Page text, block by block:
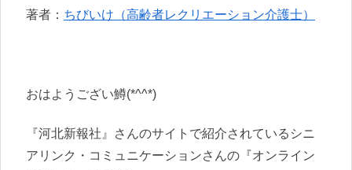
著者： ちびいけ（高齢者レクリエーション介護士）
おはようござい鱒(*^^*)
『河北新報社』さんのサイトで紹介されているシニ
アリンク・コミュニケーションさんの『オンライン